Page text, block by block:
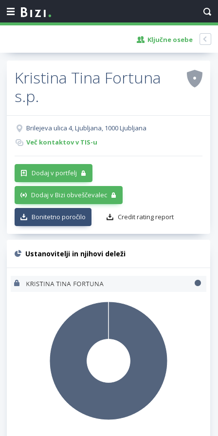
Ključne osebe
Kristina Tina Fortuna
s.p.
Brilejeva ulica 4, Ljubljana, 1000 Ljubljana
Več kontaktov v TIS-u
Dodaj v portfelj
Dodaj v Bizi obveščevalec
Bonitetno poročilo Credit rating report
Ustanovitelji in njihovi deleži